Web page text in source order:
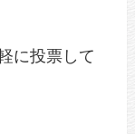
に投票して